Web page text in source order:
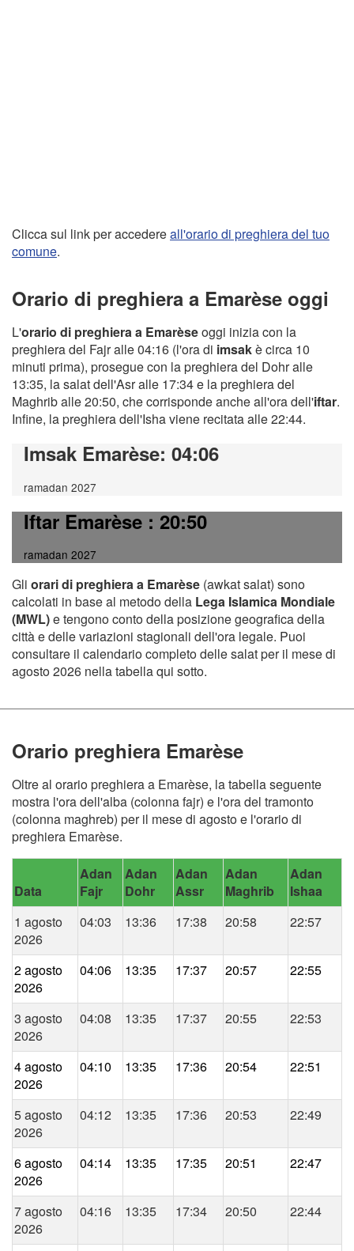
Clicca sul link per accedereall'orario di preghiera del tuo
comune.
Orario di preghiera a Emarèse oggi
L'orario di preghiera a Emarèseoggi inizia con la
preghiera del Fajr alle 04:16 (l'ora di imsakè circa 10
minuti prima), prosegue con la preghiera del Dohr alle
13:35, la salat dell'Asr alle 17:34 e la preghiera del
Maghrib alle 20:50, che corrisponde anche all'ora dell'iftar.
Infine, la preghiera dell'Isha viene recitata alle 22:44.
Imsak Emarèse: 04:06
ramadan 2027
Iftar Emarèse: 20:50
ramadan 2027
Gli orari di preghiera a Emarèse (awkat salat) sono
calcolati in base al metodo della Lega Islamica Mondiale
(MWL)e tengono conto della posizione geografica della
città e delle variazioni stagionali dell'ora legale. Puoi
consultare il calendario completo delle salat per il mese di
agosto 2026 nella tabella qui sotto.
Orario preghiera Emarèse
Oltre al orario preghiera a Emarèse, la tabella seguente
mostra l'ora dell'alba (colonna fajr) e l'ora del tramonto
(colonna maghreb) per il mese di agosto e l'orario di
preghiera Emarèse.
Data
Adan
Fajr
Adan
Dohr
Adan
Assr
Adan
Maghrib
Adan
Ishaa
1 agosto
2026
04:03 13:36 17:38 20:58 22:57
2 agosto
2026
04:06 13:35 17:37 20:57 22:55
3 agosto
2026
04:08 13:35 17:37 20:55 22:53
4 agosto
2026
04:10 13:35 17:36 20:54 22:51
5 agosto
2026
04:12 13:35 17:36 20:53 22:49
6 agosto
2026
04:14 13:35 17:35 20:51 22:47
7 agosto
2026
04:16 13:35 17:34 20:50 22:44